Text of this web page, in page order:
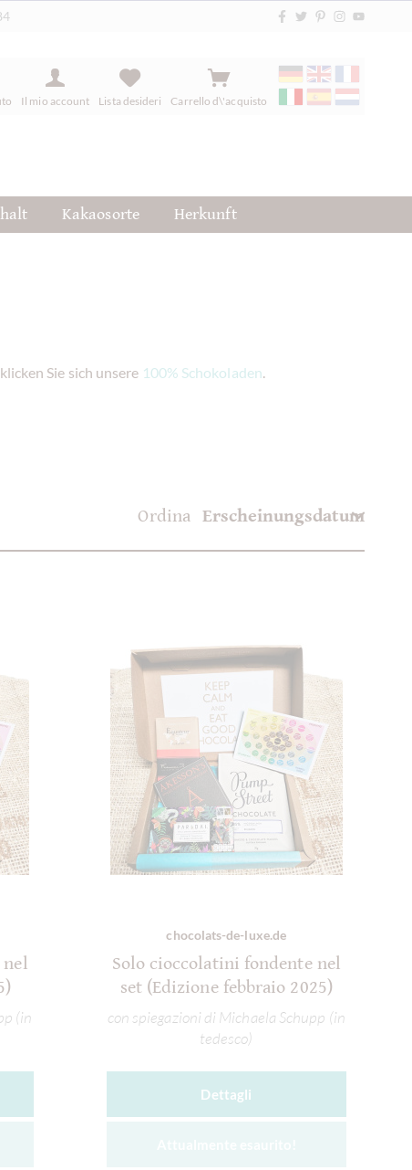
Il mio account Lista desideri Carrello d\'acquisto
Kakaosorte Herkunft
Sie sich unsere 100% Schokoladen
Ordina
nel
(in
chocolats-de-luxe.de
Solo cioccolatini fondente nel
set (Edizione febbraio 2025)
con spiegazioni di Michaela Schupp (in
tedesco)
Dettagli